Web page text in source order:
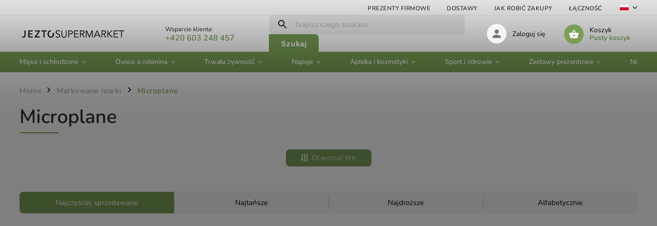
PREZENTY FIRMOWE DOSTAWY JAK ROBIĆ ZAKUPY ŁĄCZNOŚĆ
Wsparcie klienta:
+420 603 248 457
Szukaj
Koszyk
Pusty koszyk
Zaloguj się
Mięso i schłodzone Ovoce a zelenina Trwała żywność Napoje Apteka i kosmetyki Sport i zdrowie Zestawy prezentowe Nádobí
Home / Markowane marki / Microplane
Microplane
Otworzyć filtr
Najczęściej sprzedawane Najtańsze Najdroższe Alfabetycznie